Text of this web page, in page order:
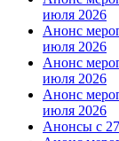
июля 2026
Анонс
июля 2026
Анонс
июля 2026
Анонс
июля 2026
Анонсы с